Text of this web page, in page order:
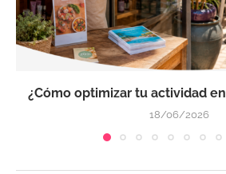
¿Cómo optimizar tu actividad
18/06/2026